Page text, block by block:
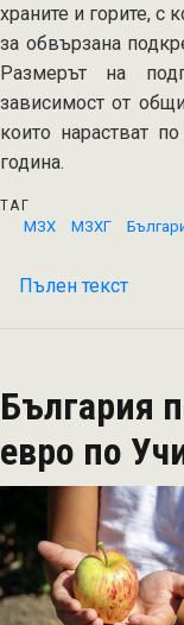
храните и горите, с
за обвързана
Размерът на
зависимост от
които нарастват
година.
ТАГ
МЗХ
МЗХГ
Пълен текст
на
на
по
за
България
евро по